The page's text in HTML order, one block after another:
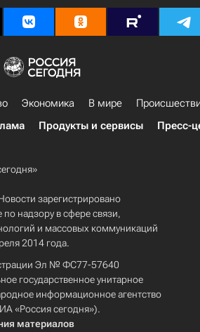
России (СК РФ)
Экономика В мире
Продукты и сервисы Пресс-
зарегистрировано
надзору в сфере связи,
и массовых коммуникаций
2014 года.
Эл № ФС77-57640
государственное унитарное
информационное агентство
«Россия сегодня»).
материалов